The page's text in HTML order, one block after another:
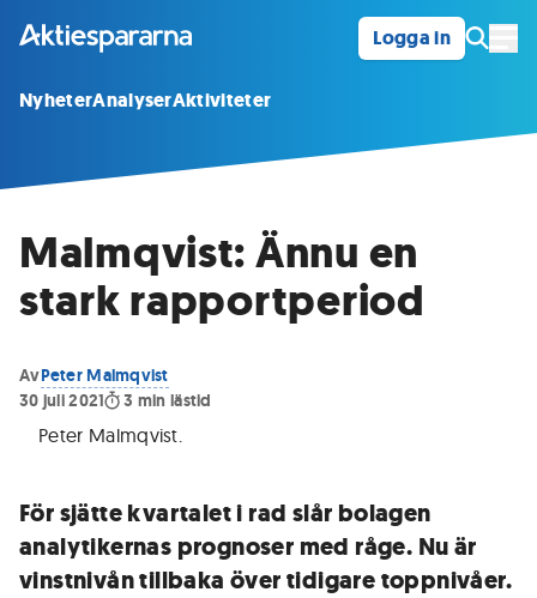
Logga in
NyheterAnalyserAktiviteter
Malmqvist: Ännu en
stark rapportperiod
AvPeter Malmqvist
30 juli 2021
3 min lästid
Peter Malmqvist.
För sjätte kvartalet i rad slår bolagen
analytikernas prognoser med råge. Nu är
vinstnivån tillbaka över tidigare toppnivåer.